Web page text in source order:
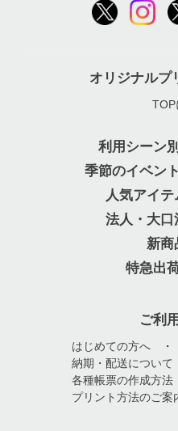
オリジナルプ
TOP
利用シーン
季節のイベン
人気アイ
法人・大口
新商
特急出
ご利
はじめての方へ
納期・配送について
各種帳票の作成方法
プリント方法のご案